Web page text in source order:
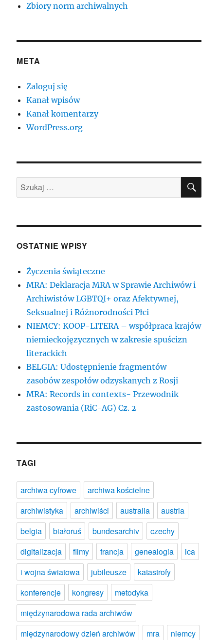
Zbiory norm archiwalnych
META
Zaloguj się
Kanał wpisów
Kanał komentarzy
WordPress.org
Szukaj:
OSTATNIE WPISY
Życzenia świąteczne
MRA: Deklaracja MRA w Sprawie Archiwów i
Archiwistów LGBTQI+ oraz Afektywnej,
Seksualnej i Różnorodności Płci
NIEMCY: KOOP-LITERA – współpraca krajów
niemieckojęzycznych w zakresie spuścizn
literackich
BELGIA: Udostępnienie fragmentów
zasobów zespołów odzyskanych z Rosji
MRA: Records in contexts- Przewodnik
zastosowania (RiC-AG) Cz. 2
TAGI
archiwa cyfrowe
archiwa kościelne
archiwistyka
archiwiści australia
austria
belgia
białoruś bundesarchiv
czechy
digitalizacja
filmy francja genealogia
ica
i wojna światowa
jubileusze
katastrofy
konferencje
kongresy
metodyka
międzynarodowa rada archiwów
międzynarodowy dzień archiwów
mra niemcy